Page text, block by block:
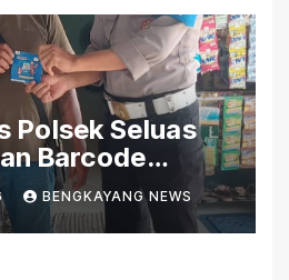
Polsek Seluas
Barcode
Propam
BENGKAYANG NEWS